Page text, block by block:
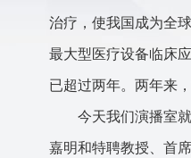
治疗，使我国成为全
最大型医疗设备临床
已超过两年。两年来
今天我们演播室
嘉明和特聘教授、首